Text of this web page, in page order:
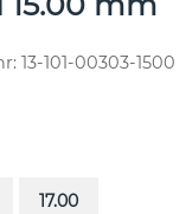
13-101-00303-1500
17.00